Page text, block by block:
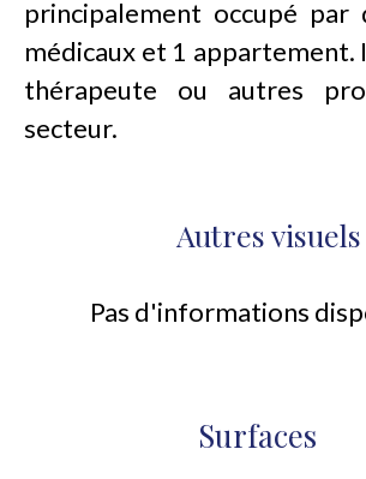
principalement occupé par
médicaux et 1 appartement.
thérapeute ou autres
secteur.
Autres visuels
Pas d'informations
Surfaces